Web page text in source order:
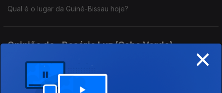
Qual é o lugar da Guiné-Bissau hoje?
Opinião de...Rosário Luz (Cabo Verde),
"A DGTR e os Quatrocentos Contos de Aluguer "
×